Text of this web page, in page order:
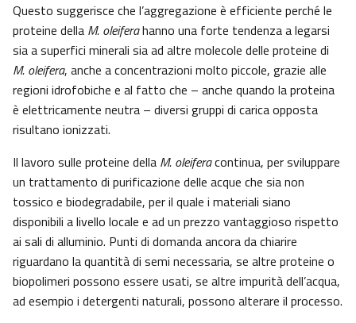
Questo suggerisce che l’aggregazione è efficiente perché le
proteine della M. oleiferahanno una forte tendenza a legarsi
sia a superfici minerali sia ad altre molecole delle proteine di
M. oleifera, anche a concentrazioni molto piccole, grazie alle
regioni idrofobiche e al fatto che – anche quando la proteina
è elettricamente neutra – diversi gruppi di carica opposta
risultano ionizzati.
Il lavoro sulle proteine della M. oleiferacontinua, per sviluppare
un trattamento di purificazione delle acque che sia non
tossico e biodegradabile, per il quale i materiali siano
disponibili a livello locale e ad un prezzo vantaggioso rispetto
ai sali di alluminio. Punti di domanda ancora da chiarire
riguardano la quantità di semi necessaria, se altre proteine o
biopolimeri possono essere usati, se altre impurità dell’acqua,
ad esempio i detergenti naturali, possono alterare il processo.